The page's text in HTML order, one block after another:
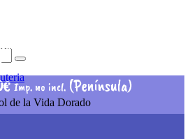
mínimo 60€
pagados a partir de
Imp. no incl. (Península)
de la Vida Dorado